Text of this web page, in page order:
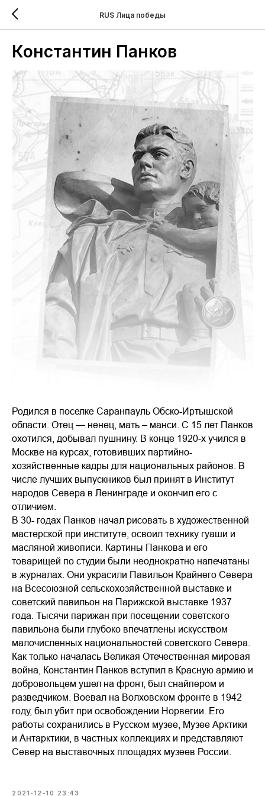
RUS Лица победы
Константин Панков
Родился в поселке Саранпауль Обско-Иртышской
области. Отец — ненец, мать – манси. С 15 лет Панков
охотился, добывал пушнину. В конце 1920-х учился в
Москве на курсах, готовивших партийно-
хозяйственные кадры для национальных районов. В
числе лучших выпускников был принят в Институт
народов Севера в Ленинграде и окончил его с
отличием.
В 30- годах Панков начал рисовать в художественной
мастерской при институте, освоил технику гуаши и
масляной живописи. Картины Панкова и его
товарищей по студии были неоднократно напечатаны
в журналах. Они украсили Павильон Крайнего Севера
на Всесоюзной сельскохозяйственной выставке и
советский павильон на Парижской выставке 1937
года. Тысячи парижан при посещении советского
павильона были глубоко впечатлены искусством
малочисленных национальностей советского Севера.
Как только началась Великая Отечественная мировая
война, Константин Панков вступил в Красную армию и
добровольцем ушел на фронт, был снайпером и
разведчиком. Воевал на Волховском фронте в 1942
году, был убит при освобождении Норвегии. Его
работы сохранились в Русском музее, Музее Арктики
и Антарктики, в частных коллекциях и представляют
Север на выставочных площадях музеев России.
2021-12-10 23:43